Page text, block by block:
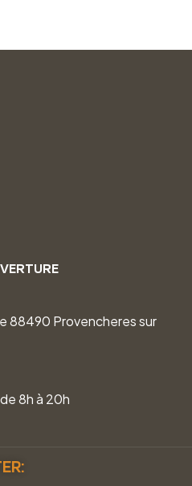
88490 Provencheres sur
8h à 20h